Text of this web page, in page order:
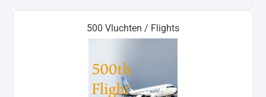
500 Vluchten / Flights